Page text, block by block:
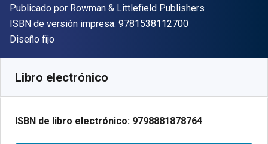
Editorial
Publicado por Rowman & Littlefield Publishers
ISBN de versión impresa: 9781538112700"ISBN-13
Formato
Diseño fijo
Libro electrónico
ISBN de libro electrónico: 9798881878764